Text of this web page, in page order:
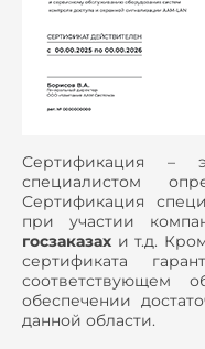
Сертификация –
специалистом
Сертификация
при участии
госзаказах и т.д.
сертификата
соответствующем
обеспечении
данной области.